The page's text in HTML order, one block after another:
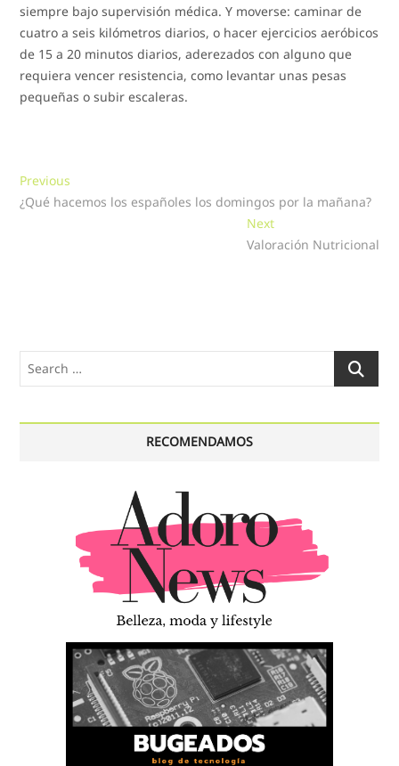
siempre bajo supervisión médica. Y moverse: caminar de
cuatro a seis kilómetros diarios, o hacer ejercicios aeróbicos
de 15 a 20 minutos diarios, aderezados con alguno que
requiera vencer resistencia, como levantar unas pesas
pequeñas o subir escaleras.
Navegación
de
Previous
post:
¿Qué hacemos los españoles los domingos por la mañana?
NextNext
post:
Valoración Nutricional
Search
RECOMENDAMOS